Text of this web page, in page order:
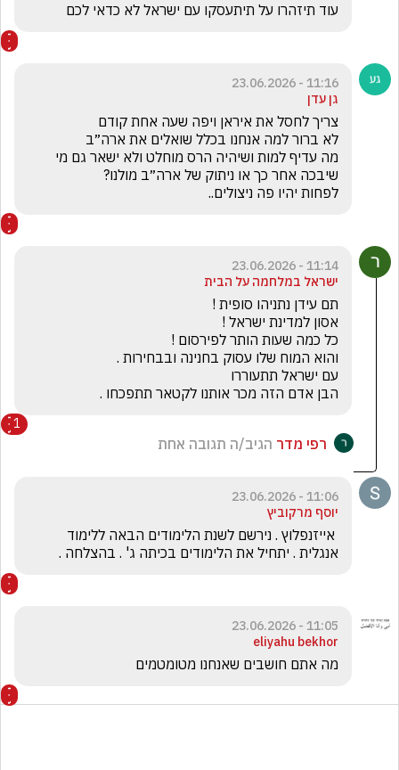
עוד תיזהרו על תיתעסקו עם ישראל לא כדאי לכם
11:16 - 23.06.2026
גן עדן
לפחות יהיו פה ניצולים..
11:14 - 23.06.2026
ישראל במלחמה על הבית
הבן אדם הזה מכר אותנו לקטאר תתפכחו .
1
רפי מדר הגיב/ה תגובה אחת
11:06 - 23.06.2026
יוסף מרקוביץ
אנגלית . יתחיל את הלימודים בכיתה ג' . בהצלחה .
11:05 - 23.06.2026
eliyahu bekhor
מה אתם חושבים שאנחנו מטומטמים